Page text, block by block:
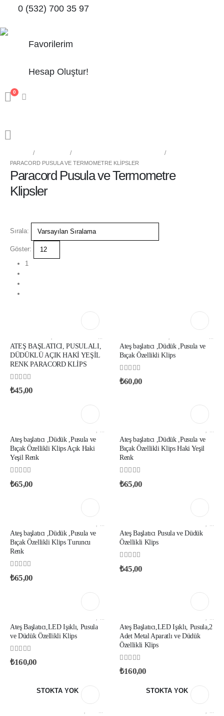
0 (532) 700 35 97
Favorilerim
Hesap Oluştur!
0
PARACORD PUSULA VE TERMOMETRE KLIPSLER
Paracord Pusula ve Termometre
Klipsler
Sırala:
Göster:
1
ATEŞ BAŞLATICI, PUSULALI,
DÜDÜKLÜ AÇIK HAKİ YEŞİL
RENK PARACORD KLİPS
0out of 5
₺45,00
Ateş başlatıcı ,Düdük ,Pusula ve
Bıçak Özellikli Klips
0out of 5
₺60,00
,
Ateş başlatıcı ,Düdük ,Pusula ve
Bıçak Özellikli Klips Açık Haki
Yeşil Renk
0out of 5
₺65,00
,
Ateş başlatıcı ,Düdük ,Pusula ve
Bıçak Özellikli Klips Haki Yeşil
Renk
0out of 5
₺65,00
,
Ateş başlatıcı ,Düdük ,Pusula ve
Bıçak Özellikli Klips Turuncu
Renk
0out of 5
₺65,00
,
Ateş Başlatıcı Pusula ve Düdük
Özellikli Klips
0out of 5
₺45,00
Ateş Başlatıcı,LED Işıklı, Pusula
ve Düdük Özellikli Klips
0out of 5
₺160,00
Ateş Başlatıcı,LED Işıklı, Pusula,2
Adet Metal Aparatlı ve Düdük
Özellikli Klips
0out of 5
₺160,00
STOKTA YOK
PARACORD AKSESUAR KLIPSLER, PARACORD METAL
STOKTA YOK
,